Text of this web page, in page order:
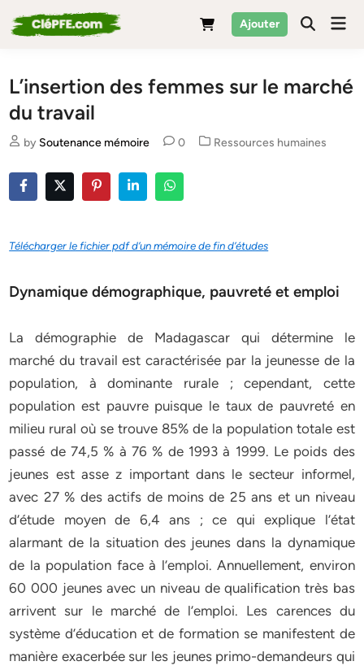
to
Ajouter
L’insertion des femmes sur le marché
du travail
by Soutenance mémoire 0
Posted
Ressources humaines
Télécharger le fichier pdf d’un mémoire de fin d’études
Dynamique démographique, pauvreté et emploi
La démographie de Madagascar qui détermine le
marché du travail est caractérisée par la jeunesse de la
population, à dominante rurale ; cependant, cette
population est pauvre puisque le taux de pauvreté en
milieu rural où se trouve 85% de la population totale est
passé de 74,5 % à 76 % de 1993 à 1999. Le poids des
jeunes est asse z important dans le secteur informel,
avec 27 % des actifs de moins de 25 ans et un niveau
d’étude moyen de 6,4 ans ; ce qui explique l’état
alarmant de la situation des jeunes dans la dynamique
de la population face à l’emploi. Annuellement, environ
60 000 jeunes avec un niveau de qualification très bas
arrivent sur le marché de l’emploi. Les carences du
système d’éducation et de formation se manifestent de
manière exacerbée sur les jeunes primo-demandeurs qui